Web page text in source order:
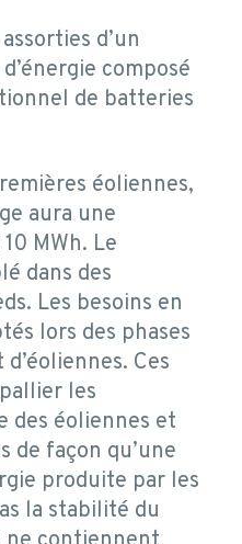
d’un
composé
de batteries
éoliennes,
aura une
MWh. Le
dans des
Les besoins en
lors des phases
Ces
les
des éoliennes et
de façon qu’une
produite par les
la stabilité du